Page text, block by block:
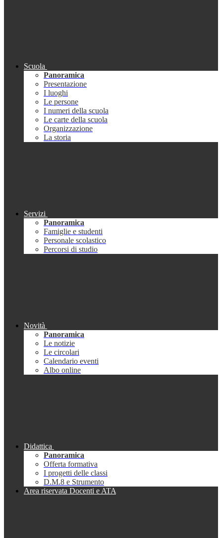
Scuola
Panoramica
Presentazione
I luoghi
Le persone
I numeri della scuola
Le carte della scuola
Organizzazione
La storia
Servizi
Panoramica
Famiglie e studenti
Personale scolastico
Percorsi di studio
Novità
Panoramica
Le notizie
Le circolari
Calendario eventi
Albo online
Didattica
Panoramica
Offerta formativa
I progetti delle classi
D.M.8 e Strumento
Area riservata Docenti e ATA